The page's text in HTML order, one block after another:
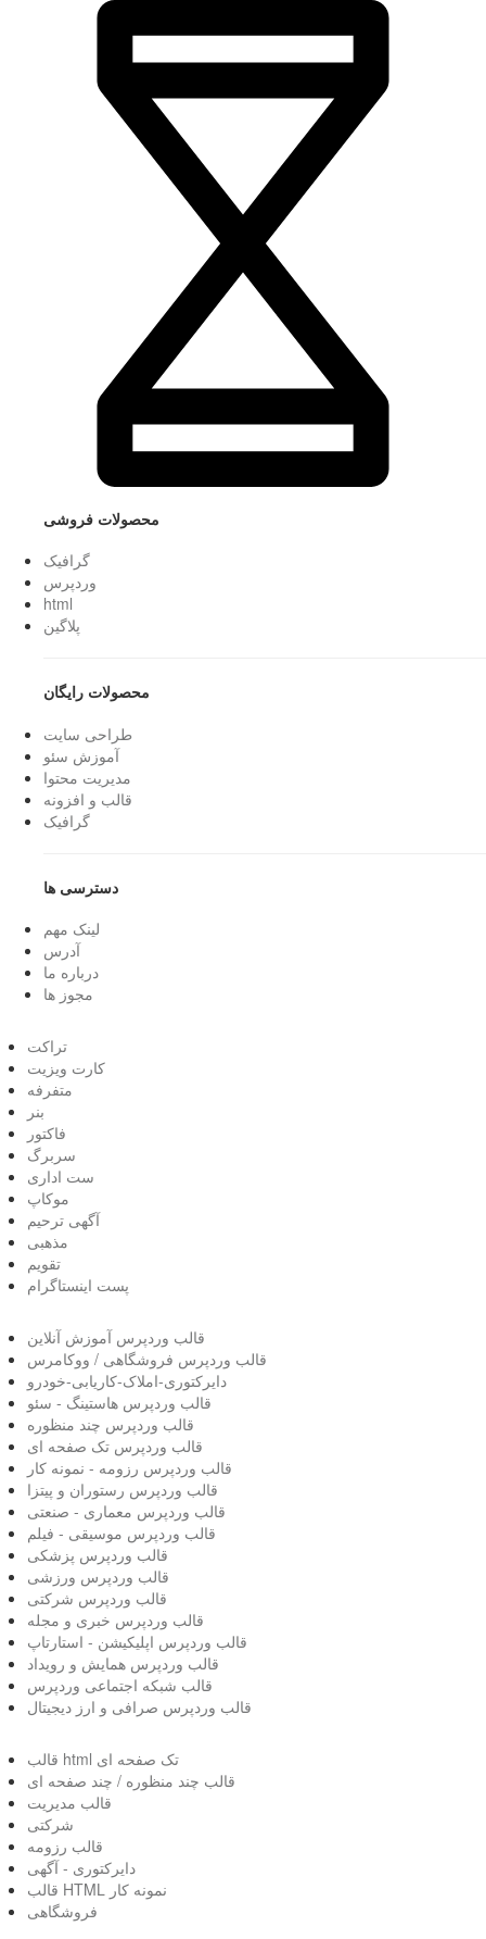
محصولات فروشی
گرافیک
وردپرس
html
پلاگین
محصولات رایگان
طراحی سایت
آموزش سئو
مدیریت محتوا
قالب و افزونه
گرافیک
دسترسی ها
لینک مهم
آدرس
درباره ما
مجوز ها
تراکت
کارت ویزیت
متفرفه
بنر
فاکتور
سربرگ
ست اداری
موکاپ
آگهی ترحیم
مذهبی
تقویم
پست اینستاگرام
قالب وردپرس آموزش آنلاین
قالب وردپرس فروشگاهی / ووکامرس
دایرکتوری-املاک-کاریابی-خودرو
قالب وردپرس هاستینگ - سئو
قالب وردپرس چند منظوره
قالب وردپرس تک صفحه ای
قالب وردپرس رزومه - نمونه کار
قالب وردپرس رستوران و پیتزا
قالب وردپرس معماری - صنعتی
قالب وردپرس موسیقی - فیلم
قالب وردپرس پزشکی
قالب وردپرس ورزشی
قالب وردپرس شرکتی
قالب وردپرس خبری و مجله
قالب وردپرس اپلیکیشن - استارتاپ
قالب وردپرس همایش و رویداد
قالب شبکه اجتماعی وردپرس
قالب وردپرس صرافی و ارز دیجیتال
قالب html تک صفحه ای
قالب چند منظوره / چند صفحه ای
قالب مدیریت
شرکتی
قالب رزومه
دایرکتوری - آگهی
قالب HTML نمونه کار
فروشگاهی